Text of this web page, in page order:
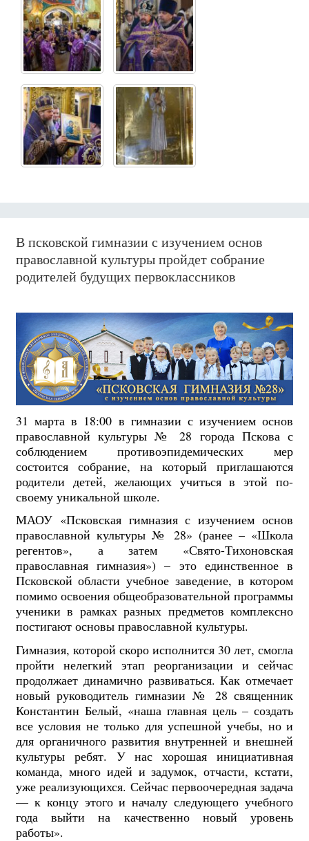
В псковской гимназии с изучением основ
православной культуры пройдет собрание
родителей будущих первоклассников
31 марта в 18:00 в гимназии с изучением основ
православной культуры № 28 города Пскова с
соблюдением противоэпидемических мер
состоится собрание, на который приглашаются
родители детей, желающих учиться в этой по-
своему уникальной школе.
МАОУ «Псковская гимназия с изучением основ
православной культуры № 28» (ранее – «Школа
регентов», а затем «Свято-Тихоновская
православная гимназия») – это единственное в
Псковской области учебное заведение, в котором
помимо освоения общеобразовательной программы
ученики в рамках разных предметов комплексно
постигают основы православной культуры.
Гимназия, которой скоро исполнится 30 лет, смогла
пройти нелегкий этап реорганизации и сейчас
продолжает динамично развиваться. Как отмечает
новый руководитель гимназии № 28 священник
Константин Белый, «наша главная цель – создать
все условия не только для успешной учебы, но и
для органичного развития внутренней и внешней
культуры ребят. У нас хорошая инициативная
команда, много идей и задумок, отчасти, кстати,
уже реализующихся. Сейчас первоочередная задача
— к концу этого и началу следующего учебного
года выйти на качественно новый уровень
работы».